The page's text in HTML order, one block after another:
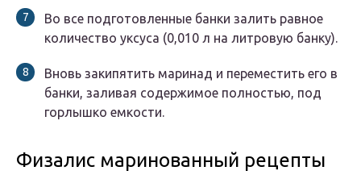
Во все подготовленные банки залить равное
количество уксуса (0,010 л на литровую банку).
Вновь закипятить маринад и переместить его в
банки, заливая содержимое полностью, под
горлышко емкости.
Физалис маринованный рецепты